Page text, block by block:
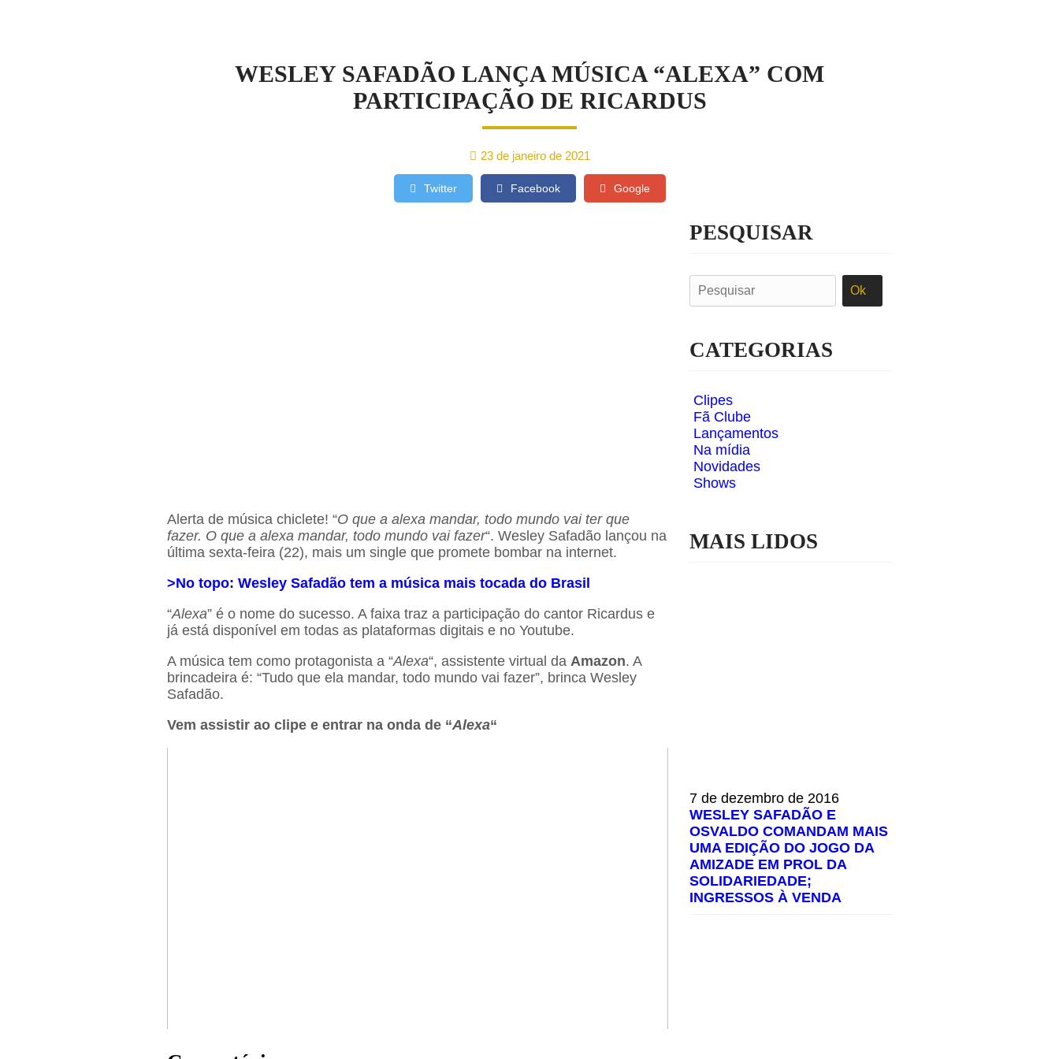
WESLEY SAFADÃO LANÇA MÚSICA “ALEXA” COM
PARTICIPAÇÃO DE RICARDUS
23 de janeiro de 2021
Twitter Facebook Google
Alerta de música chiclete! “O que a alexa mandar, todo mundo vai ter que
fazer. O que a alexa mandar, todo mundo vai fazer“. Wesley Safadão lançou na
última sexta-feira (22), mais um single que promete bombar na internet.
>No topo: Wesley Safadão tem a música mais tocada do Brasil
“Alexa” é o nome do sucesso. A faixa traz a participação do cantor Ricardus e
já está disponível em todas as plataformas digitais e no Youtube.
A música tem como protagonista a “Alexa“, assistente virtual da Amazon. A
brincadeira é: “Tudo que ela mandar, todo mundo vai fazer”, brinca Wesley
Safadão.
Vem assistir ao clipe e entrar na onda de “Alexa“
PESQUISAR
CATEGORIAS
Clipes
Fã Clube
Lançamentos
Na mídia
Novidades
Shows
MAIS LIDOS
7 de dezembro de 2016
WESLEY SAFADÃO E
OSVALDO COMANDAM MAIS
UMA EDIÇÃO DO JOGO DA
AMIZADE EM PROL DA
SOLIDARIEDADE;
INGRESSOS À VENDA